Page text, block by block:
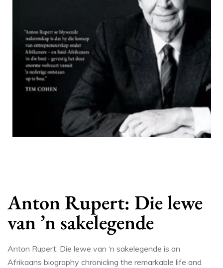
Anton Rupert: Die lewe
van ’n sakelegende
Anton Rupert: Die lewe van ‘n sakelegende is an
Afrikaans biography chronicling the remarkable life and